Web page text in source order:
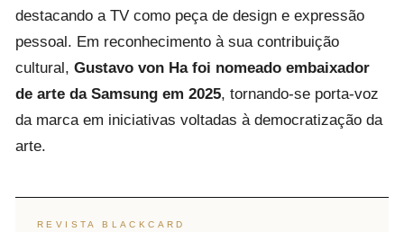
destacando a TV como peça de design e expressão
pessoal. Em reconhecimento à sua contribuição
cultural, Gustavo von Ha foi nomeado embaixador
de arte da Samsung em 2025, tornando-se porta-voz
da marca em iniciativas voltadas à democratização da
arte.
REVISTA BLACKCARD